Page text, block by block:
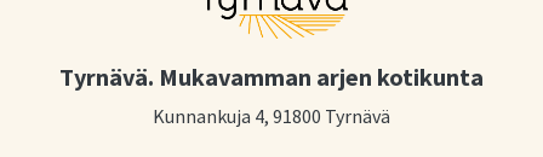
Tyrnävä. Mukavamman arjen kotikunta
Kunnankuja 4, 91800 Tyrnävä